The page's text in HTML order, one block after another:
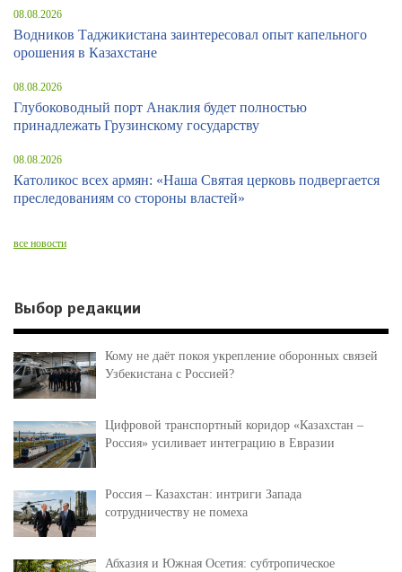
08.08.2026
Водников Таджикистана заинтересовал опыт капельного
орошения в Казахстане
08.08.2026
Глубоководный порт Анаклия будет полностью
принадлежать Грузинскому государству
08.08.2026
Католикос всех армян: «Наша Святая церковь подвергается
преследованиям со стороны властей»
все новости
Выбор редакции
Кому не даёт покоя укрепление оборонных связей
Узбекистана с Россией?
Цифровой транспортный коридор «Казахстан –
Россия» усиливает интеграцию в Евразии
Россия – Казахстан: интриги Запада
сотрудничеству не помеха
Абхазия и Южная Осетия: субтропическое